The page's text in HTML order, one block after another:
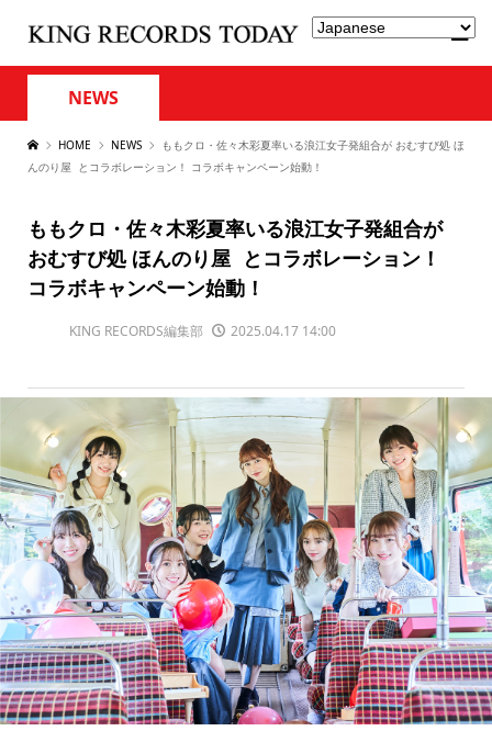
NEWS
HOME NEWS
ももクロ・佐々木彩夏率いる浪江女子発組合が おむすび処 ほ
んのり屋 とコラボレーション！ コラボキャンペーン始動！
ももクロ・佐々木彩夏率いる浪江女子発組合が
おむすび処 ほんのり屋 とコラボレーション！
コラボキャンペーン始動！
KING RECORDS編集部 2025.04.17 14:00